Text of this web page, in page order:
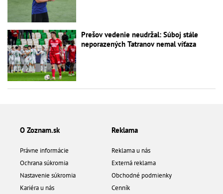
Prešov vedenie neudržal: Súboj stále
neporazených Tatranov nemal víťaza
O Zoznam.sk
Právne informácie
Ochrana súkromia
Nastavenie súkromia
Kariéra u nás
Reklama
Reklama u nás
Externá reklama
Obchodné podmienky
Cenník